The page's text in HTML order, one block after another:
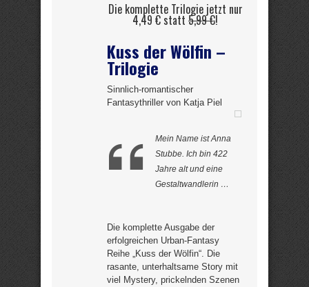
Die komplette Trilogie jetzt nur
4,49 € statt 5,99 €!
Kuss der Wölfin –
Trilogie
Sinnlich-romantischer
Fantasythriller von Katja Piel
Mein Name ist Anna
Stubbe. Ich bin 422
Jahre alt und eine
Gestaltwandlerin …
Die komplette Ausgabe der
erfolgreichen Urban-Fantasy
Reihe „Kuss der Wölfin“. Die
rasante, unterhaltsame Story mit
viel Mystery, prickelnden Szenen